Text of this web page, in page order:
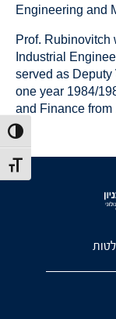
מתג
Engineering and
Prof. Rubinovitch
Industrial
served as Deputy
one year 1984/
and Finance from